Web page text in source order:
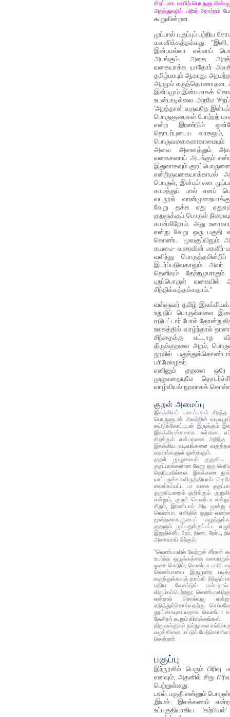
சிறப்புடை மரபிற் பொருளு
அறத்துவழிப் படூஉந் தோற்றம்
கூறுகின்றன.
முப்பால் பகுப்புப் பற்றிய
கவனிக்கத்தக்கது:
இன்பமல்லா எல்லாப்
அடங்கும். அதை
வகையாக்க யாதோர்
தமிழ்மரபும் ஆகாது.
அறமும் கருத்தொணாதன.
இன்பமும் இன்பமாகக்
உடன்பாடில்லை. அறமே
'அறத்தான் வருவதே இன்பம்'
பொருளுரைகள் போற்றற்
என்ற இரண்டும்
தொடர்புடைய
அவை அனைத்தும்
வகைகளாய் அடங்கும்
இதுவாகவும்
என்றிருவகையாக்காமல்
பொருள், இன்பம் என
காமத்துப் பால் எனப்
வடநூல்
வேறு தக்க ஏது
குறளுக்குப் பொருள்
கான்கிறோம். அது
என்று வேறு ஒரு பகுதி
கொண்ட மூவகுப்பிலும்
கயமை- வரைவின் மகளிர்-
வலிந்து
இடர்ப்படுவதாலும் அவர்
தெளிவும்
புறப்பொருள்
சிந்திக்கத்தக்கதாம்."
வள்ளுவர் தமிழ்
உறுதிப் பொருள்களை
ஈடுபட்டார் போல்
உலகத்தில் வாழ்ந்தால்
சிந்தைக்கு எட்டாத
திருக்குறளை அறம்,
நூலில்
பரிமேலழகர்.
எனினும் குறளை
முழுவதையுமே
வாழ்வியல் நூலாகக்
குறள் அமைப்பு
இலக்கியப் படைப்புகள் சிறந்த
பொருளுடன் அவற்றின்
கட்டுக்கோப்புடன் இருக்கும்
இலக்கியங்களாக உள்ளன.
சிறக்கும் என்பதனை அறிந்த
இலக்கிய வடிவங்களை
வடிவங்களுள் ஒன்றாகும்.
குறள் முழுமையும்
குறட்பாக்களான வேறு ஒரு
தெரியவில்லை. இலக்கண
யாப்பருங்கலவிருத்தியால்
வைக்கப்பட்ட பா வகை
குறுகியதைக் குறிக்கும்.
என்றும், குறள் வெண்பா
சீரும், இரண்டாம் அடி
வெண்பா. எளிதில் ஓதும்
மூன்றசைகளுடைய்
குறளும் முப்பதுக்குட்பட்ட
இறுதிச்சீர், நேர், நிரை,
அசையாய் நிற்கும்.
"வெண்பாவில் வேற்றுச் சீர்கள்
உயர்ந்த ஒழுக்கத்தை
ஓசை கெடும்; வெண்பா
வெண்பாவை இருமுறை
கருத்துக்களத் தாங்கி நிற்கும்
பதிய வேண்டும்
விரும்பப்பெற்றது;
என்றால் சொல்வது
எடுத்துச்சொல்வதற்கு
தூய்மையுடையதாக வெண்பா
தேசிகர் கூறும் விளக்கங்கள்.
திருவள்ளுவர் தம்நூலை
வழக்கினை மட்டும்
சென்றார்.
பகுப்பு
இந்நூலில் பெரும் பிரிவு
எனவும், அதனில் சிறு
பெற்றுள்ளது.
பால்: பகுதி என்னும்
இயல்: இலக்கணம்
உட்பகுதியாகிய